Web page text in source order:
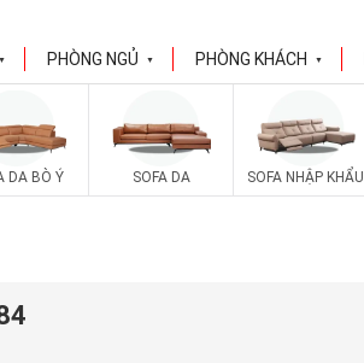
▼ PHÒNG NGỦ ▼ PHÒNG KHÁCH ▼
DA BÒ Ý SOFA DA SOFA NHẬP KHẨU